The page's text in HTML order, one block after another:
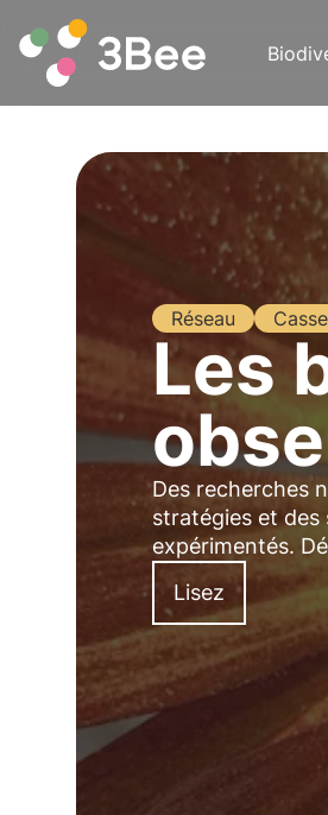
Réseau
Les
Des recherches
stratégies et des
expérimentés.
Lisez